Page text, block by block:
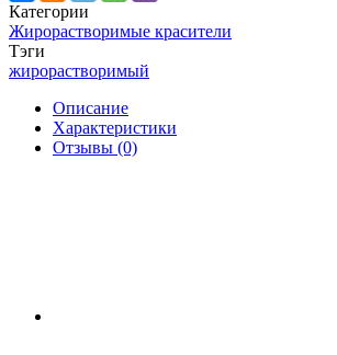
Категории
Жирорастворимые красители
Тэги
жирорастворимый
Описание
Характеристики
Отзывы (0)